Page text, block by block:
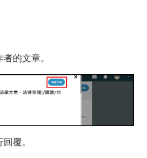
的文章。
覆。